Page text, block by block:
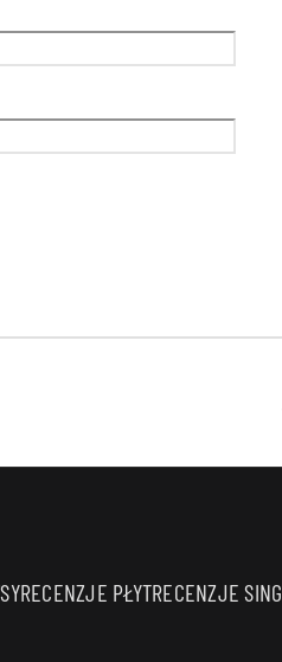
RECENZJE PŁYTRECENZJE